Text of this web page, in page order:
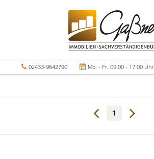
02433-9642790 Mo. - Fr. 09.00 - 17.00 Uhr
1